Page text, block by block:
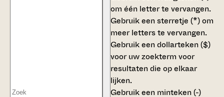
om één letter te vervangen.
Gebruik eensterretje (*)om
meer letters te vervangen.
Gebruik eendollarteken ($)
voor uw zoekterm voor
resultaten die op elkaar
lijken.
Gebruik een minteken (-)